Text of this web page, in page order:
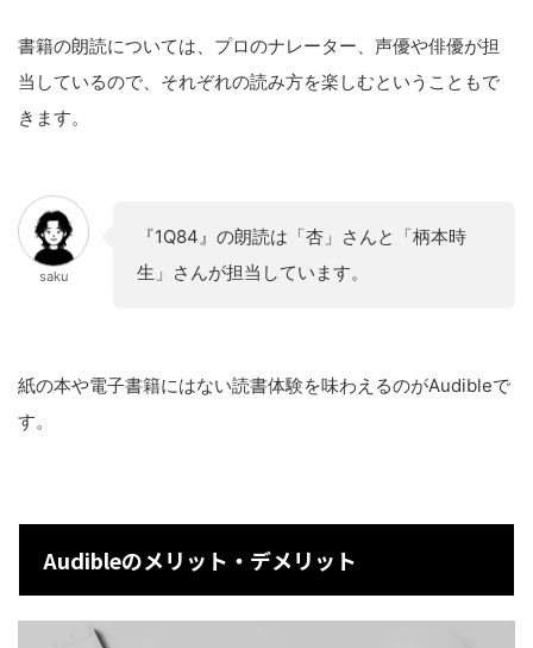
書籍の朗読については、プロのナレーター、声優や俳優が担
当しているので、それぞれの読み方を楽しむということもで
きます。
saku
『1Q84』の朗読は「杏」さんと「柄本時
生」さんが担当しています。
紙の本や電子書籍にはない読書体験を味わえるのがAudibleで
す。
Audibleのメリット・デメリット